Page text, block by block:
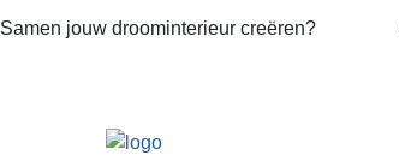
Samen jouw droominterieur creëren?